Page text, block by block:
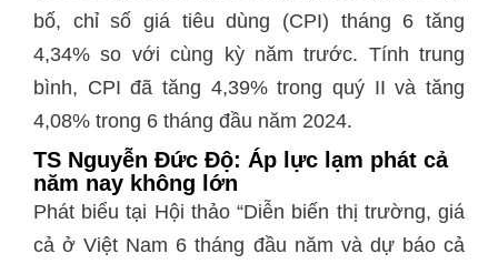
bố, chỉ số giá tiêu dùng (CPI) tháng 6 tăng
4,34% so với cùng kỳ năm trước. Tính trung
bình, CPI đã tăng 4,39% trong quý II và tăng
4,08% trong 6 tháng đầu năm 2024.
TS Nguyễn Đức Độ: Áp lực lạm phát cả
năm nay không lớn
Phát biểu tại Hội thảo “Diễn biến thị trường, giá
cả ở Việt Nam 6 tháng đầu năm và dự báo cả